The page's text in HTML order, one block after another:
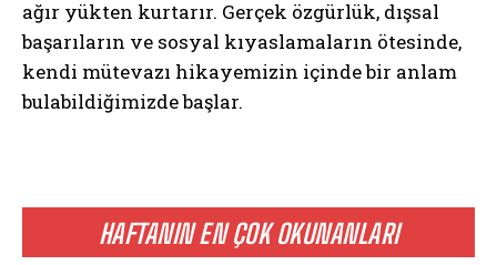
HAFTANIN EN ÇOK OKUNANLARI
ağır yükten kurtarır. Gerçek özgürlük, dışsal
başarıların ve sosyal kıyaslamaların ötesinde,
kendi mütevazı hikayemizin içinde bir anlam
bulabildiğimizde başlar.